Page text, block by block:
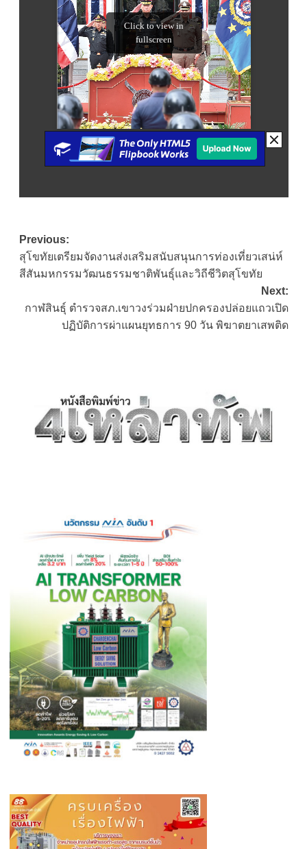
Post
navigation
Previous:
สุโขทัยเตรียมจัดงานส่งเสริมสนับสนุนการท่องเที่ยวเสน่ห์
สีสันมหกรรมวัฒนธรรมชาติพันธุ์และวิถีชีวิตสุโขทัย
Next:
กาฬสินธุ์ ตำรวจสภ.เขาวงร่วมฝ่ายปกครองปล่อยแถวเปิด
ปฏิบัติการผ่าแผนยุทธการ 90 วัน พิฆาตยาเสพติด